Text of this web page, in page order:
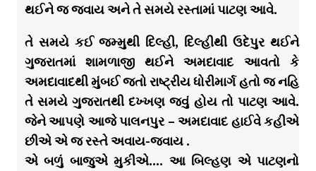
થઈને જ જવાય અને તે સમયે રસ્તામાં પાટણ આવે.
તે સમયે કઈ જમ્મુથી દિલ્હી, દિલ્હીથી ઉદેપુર થઈને
ગુજરાતમાં શામળાજી થઈને અમદાવાદ આવતો કે
અમદાવાદથી મુંબઈ જતો રાષ્ટ્રીય ધોરીમાર્ગ હતો જ નહિ
તે સમયે ગુજરાતથી દખ્ખણ જવું હોય તો પાટણ આવે.
જેને આપણે આજે પાલનપુર – અમદાવાદ હાઈવે કહીએ
છીએ એ જ રસ્તે અવાય-જવાય .
એ બળું બાજુએ મુકીએ…. આ બિલ્હણ એ પાટણનો